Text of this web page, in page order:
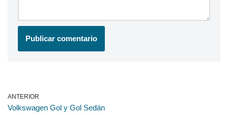
ANTERIOR
Volkswagen Gol y Gol Sedán